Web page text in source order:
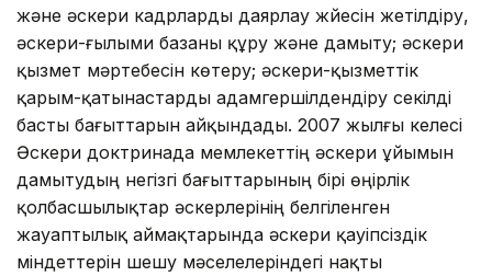
және әскери кадрларды даярлау жүйесін жетілдіру,
әскери-ғылыми базаны құру және дамыту; әскери
қызмет мәртебесін көтеру; әскери-қызметтік
қарым-қатынастарды адамгершілдендіру секілді
басты бағыттарын айқындады. 2007 жылғы келесі
Әскери доктринада мемлекеттің әскери ұйымын
дамытудың негізгі бағыттарының бірі өңірлік
қолбасшылықтар әскерлерінің белгіленген
жауаптылық аймақтарында әскери қауіпсіздік
міндеттерін шешу мәселелеріндегі нақты